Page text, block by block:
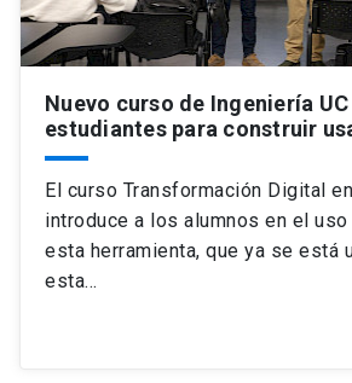
Nuevo curso de Ingeniería
estudiantes para construir
El curso Transformación Digital
introduce a los alumnos en el
esta herramienta, que ya se está
esta…